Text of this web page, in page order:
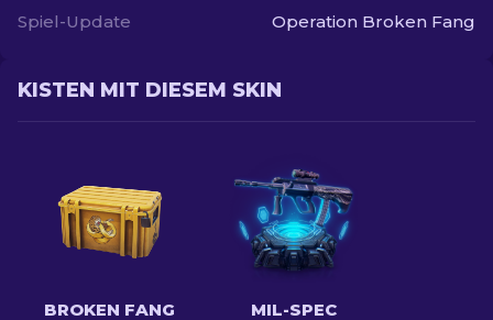
Spiel-Update Operation Broken Fang
KISTEN MIT DIESEM SKIN
BROKEN FANG
MIL-SPEC